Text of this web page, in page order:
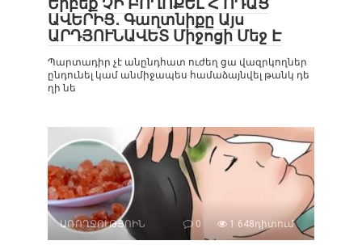
ԱՎԵՐԻՑ․ Գաղտնիքը Այս
ԱՐԴՅՈՒՆԱՎԵՏ Միջոցի Մեջ Է
Պարտադիր չէ անընդհատ ուժեղ ցա վազրկողներ
ընդունել կամ անմիջապես համաձայնվել թանկ դե
ղի նե
ԱՌՈՂՋՈՒԹՅՈԻՆ 0 1 648դիտում